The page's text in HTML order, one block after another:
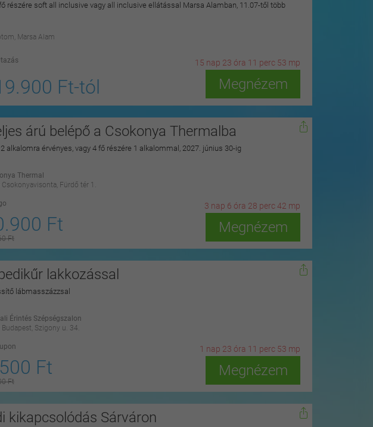
részére soft all inclusive vagy all inclusive ellátással Marsa Alamban, 11.07-től több
Marsa Alam
15 nap 23 óra 11 perc 51 mp
Ft-tól Megnézem
árú belépő a Csokonya Thermalba
alkalomra érvényes, vagy 4 fő részére 1 alkalommal, 2027. június 30-ig
Thermal
Fürdő tér 1.
3 nap 6 óra 28 perc40 mp
Ft
Ft
Megnézem
lakkozással
lábmasszázzsal
Érintés Szépségszalon
Szigony u. 34.
1 nap 23 óra 11 perc 51 mp
Ft
Ft
Megnézem
kikapcsolódás Sárváron